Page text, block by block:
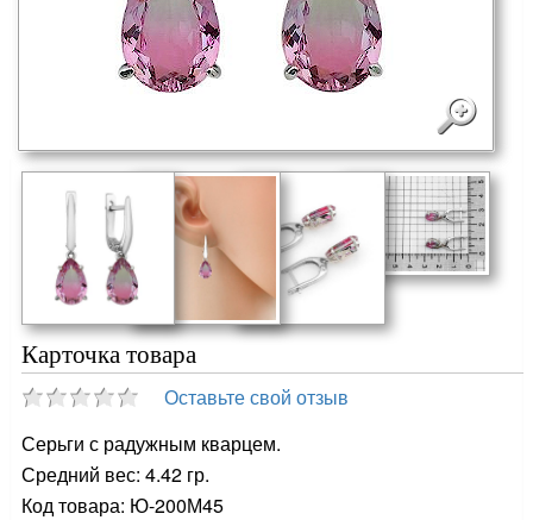
Карточка товара
Оставьте свой отзыв
Серьги с радужным кварцем.
Средний вес: 4.42 гр.
Код товара: Ю-200М45